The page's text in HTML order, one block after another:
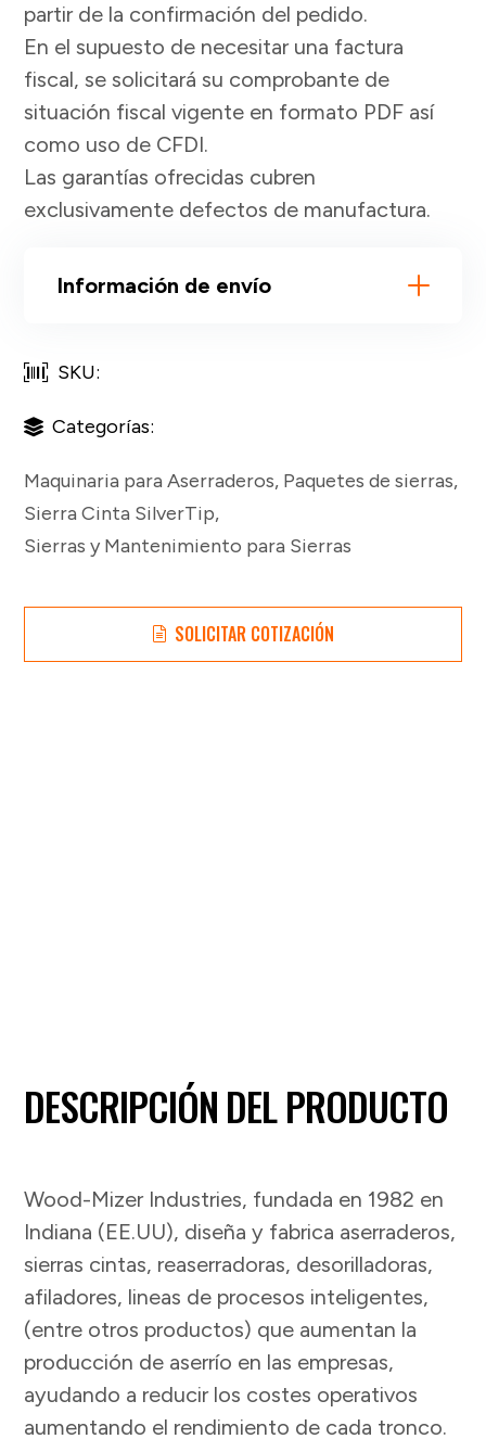
partir de la confirmación del pedido.
En el supuesto de necesitar una factura
fiscal, se solicitará su comprobante de
situación fiscal vigente en formato PDF así
como uso de CFDI.
Las garantías ofrecidas cubren
exclusivamente defectos de manufactura.
Información de envío
SKU:
Categorías:
Maquinaria para Aserraderos, Paquetes de sierras,
Sierra Cinta SilverTip,
Sierras y Mantenimiento para Sierras
SOLICITAR COTIZACIÓN
DESCRIPCIÓN DEL PRODUCTO
Wood-Mizer Industries, fundada en 1982 en
Indiana (EE.UU), diseña y fabrica aserraderos,
sierras cintas, reaserradoras, desorilladoras,
afiladores, lineas de procesos inteligentes,
(entre otros productos) que aumentan la
producción de aserrío en las empresas,
ayudando a reducir los costes operativos
aumentando el rendimiento de cada tronco.